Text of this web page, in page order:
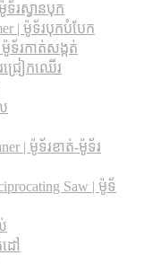
ទ័រស្វានបុក
| ម៉ូទ័របុកបំបែក
ម៉ូទ័រកាត់សង្កត់
ជ្រៀកឈើរ
| ម៉ូទ័រខាត់-ម៉ូទ័រ
Saw​ | ម៉ូទ័
ដៅ